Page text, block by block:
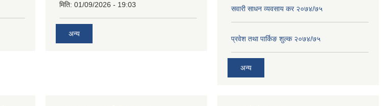
मिति: 01/09/2026 - 19:03
अन्य
सवारी साधन व्यवसाय कर २०७४/७५
प्रवेश तथा पार्किङ शुल्क २०७४/७५
अन्य